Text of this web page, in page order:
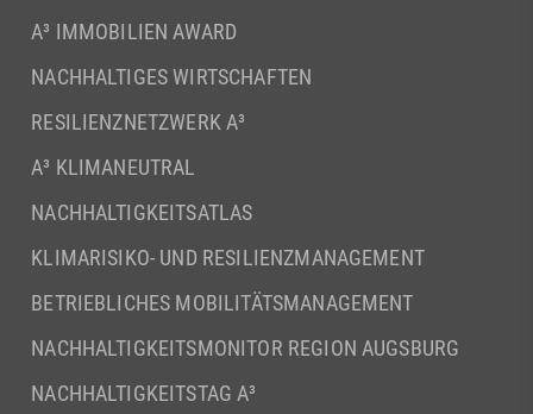
A³ IMMOBILIEN AWARD
NACHHALTIGES WIRTSCHAFTEN
RESILIENZNETZWERK A³
A³ KLIMANEUTRAL
NACHHALTIGKEITSATLAS
KLIMARISIKO- UND RESILIENZMANAGEMENT
BETRIEBLICHES MOBILITÄTSMANAGEMENT
NACHHALTIGKEITSMONITOR REGION AUGSBURG
NACHHALTIGKEITSTAG A³